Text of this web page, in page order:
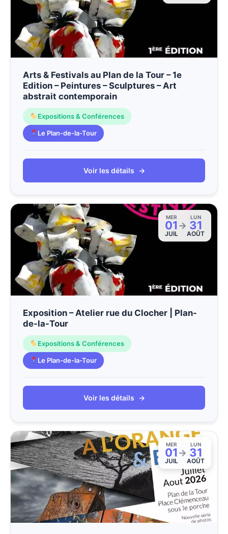
Arts & Festivals au Plan de la Tour – 1e
Edition – Peintures – Sculptures – Art
abstrait contemporain
Expositions & Conférences
Le Plan-de-la-Tour
Voir les détails →
MER
01
JUIL
→
LUN
31
AOÛT
Exposition – Atelier rue du Clocher | Plan-
de-la-Tour
Expositions & Conférences
Le Plan-de-la-Tour
Voir les détails →
MER
01
JUIL
→
LUN
31
AOÛT